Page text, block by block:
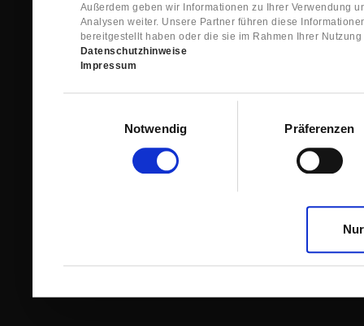
Außerdem geben wir Informationen zu Ihrer Verwendung
Analysen weiter. Unsere Partner führen diese
bereitgestellt haben oder die sie im Rahmen Ihrer
Datenschutzhinweise
Impressum
Notwendig
Präferenzen